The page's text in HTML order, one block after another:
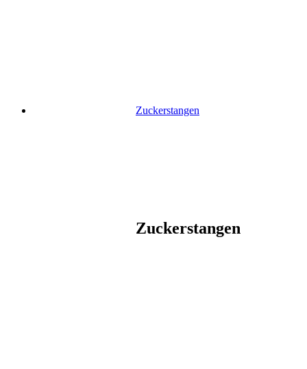
Zuckerstangen
Zuckerstangen